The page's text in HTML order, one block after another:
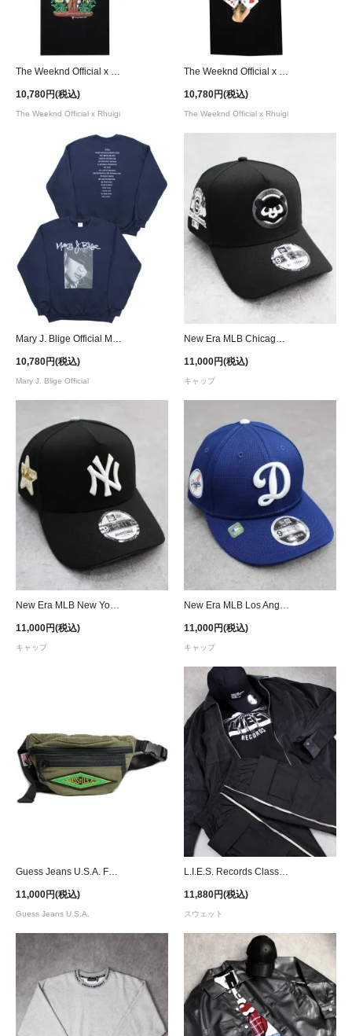
10,780円(税込)
The Weeknd Official x Rhuigi
10,780円(税込)
The Weeknd Official x Rhuigi
10,780円(税込)
Mary J. Blige Official
11,000円(税込)
キャップ
11,000円(税込)
キャップ
11,000円(税込)
キャップ
11,000円(税込)
Guess Jeans U.S.A.
11,880円(税込)
スウェット